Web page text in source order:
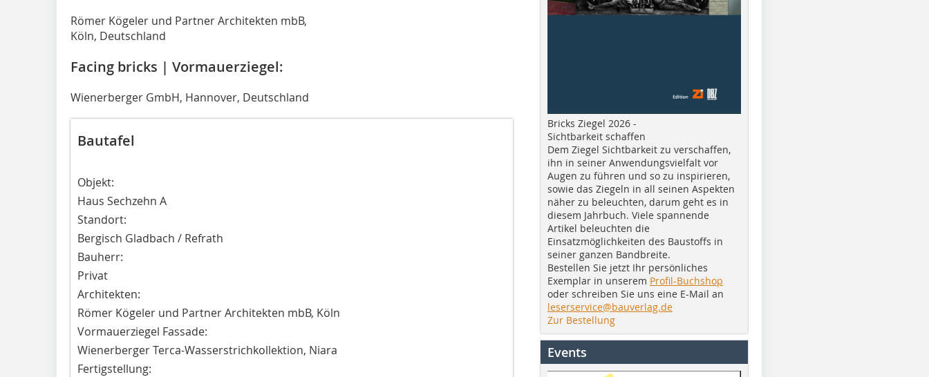
Römer Kögeler und Partner Architekten mbB,
Köln, Deutschland
Facing bricks | Vormauerziegel:
Wienerberger GmbH, Hannover, Deutschland
Bautafel
Objekt:
Haus Sechzehn A
Standort:
Bergisch Gladbach / Refrath
Bauherr:
Privat
Architekten:
Römer Kögeler und Partner Architekten mbB, Köln
Vormauerziegel Fassade:
Wienerberger Terca-Wasserstrichkollektion, Niara
Fertigstellung:
Bricks Ziegel 2026 -
Sichtbarkeit schaffen
Dem Ziegel Sichtbarkeit zu verschaffen,
ihn in seiner Anwendungsvielfalt vor
Augen zu führen und so zu inspirieren,
sowie das Ziegeln in all seinen Aspekten
näher zu beleuchten, darum geht es in
diesem Jahrbuch. Viele spannende
Artikel beleuchten die
Einsatzmöglichkeiten des Baustoffs in
seiner ganzen Bandbreite.
Bestellen Sie jetzt Ihr persönliches
Exemplar in unserem Profil-Buchshop
oder schreiben Sie uns eine E-Mail an
leserservice@bauverlag.de
Zur Bestellung
Events